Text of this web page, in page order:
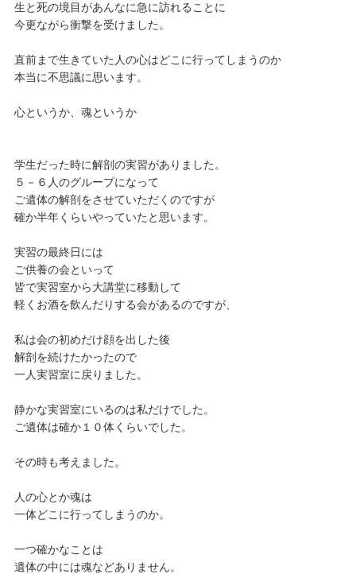
生と死の境目があんなに急に訪れることに
今更ながら衝撃を受けました。
直前まで生きていた人の心はどこに行ってしまうのか
本当に不思議に思います。
心というか、魂というか
学生だった時に解剖の実習がありました。
５－６人のグループになって
ご遺体の解剖をさせていただくのですが
確か半年くらいやっていたと思います。
実習の最終日には
ご供養の会といって
皆で実習室から大講堂に移動して
軽くお酒を飲んだりする会があるのですが、
私は会の初めだけ顔を出した後
解剖を続けたかったので
一人実習室に戻りました。
静かな実習室にいるのは私だけでした。
ご遺体は確か１０体くらいでした。
その時も考えました。
人の心とか魂は
一体どこに行ってしまうのか。
一つ確かなことは
遺体の中には魂などありません。